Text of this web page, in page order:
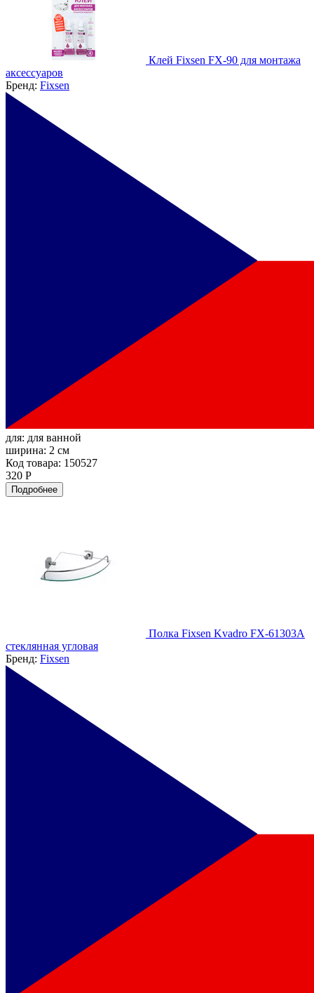
Клей Fixsen FX-90 для монтажа
аксессуаров
Бренд: Fixsen
для: для ванной
ширина: 2 см
Код товара: 150527
320 Р
Подробнее
Полка Fixsen Kvadro FX-61303A
стеклянная угловая
Бренд: Fixsen